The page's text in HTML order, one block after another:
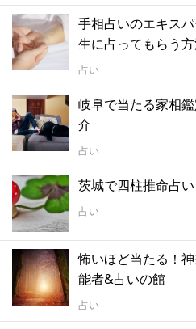
手相占いのエキス
生に占ってもらう
占い
岐阜で当たる家相
介
占い
茨城で四柱推命占
占い
怖いほど当たる！
能者&占いの館
占い